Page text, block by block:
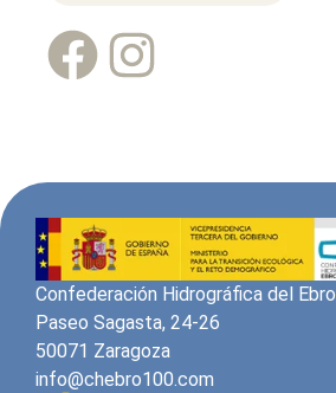
Confederación Hidrográfica del Ebro
Paseo Sagasta, 24-26
50071 Zaragoza
info@chebro100.com